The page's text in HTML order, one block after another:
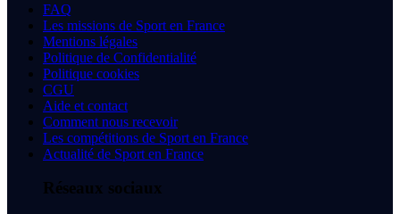
FAQ
Les missions de Sport en France
Mentions légales
Politique de Confidentialité
Politique cookies
CGU
Aide et contact
Comment nous recevoir
Les compétitions de Sport en France
Actualité de Sport en France
Réseaux sociaux